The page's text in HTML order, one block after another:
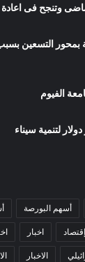
وتنجح فى اعادة
بمحور التسعين
الفيوم
أسهم البورصة
إقتصاد اخبار
الاخبار